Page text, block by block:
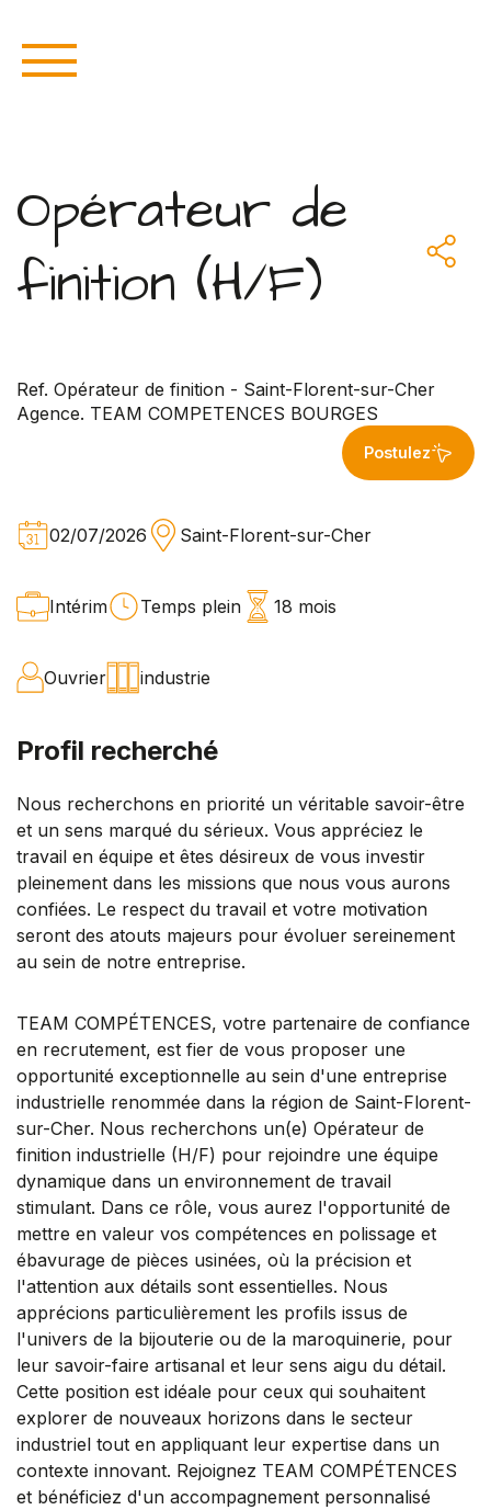
Opérateur de
finition (H/F)
Ref. Opérateur de finition - Saint-Florent-sur-Cher
Agence. TEAM COMPETENCES BOURGES
Postulez
02/07/2026 Saint-Florent-sur-Cher
Intérim Temps plein 18 mois
Ouvrier industrie
Profil recherché
Nous recherchons en priorité un véritable savoir-être
et un sens marqué du sérieux. Vous appréciez le
travail en équipe et êtes désireux de vous investir
pleinement dans les missions que nous vous aurons
confiées. Le respect du travail et votre motivation
seront des atouts majeurs pour évoluer sereinement
au sein de notre entreprise.
TEAM COMPÉTENCES, votre partenaire de confiance
en recrutement, est fier de vous proposer une
opportunité exceptionnelle au sein d'une entreprise
industrielle renommée dans la région de Saint-Florent-
sur-Cher. Nous recherchons un(e) Opérateur de
finition industrielle (H/F) pour rejoindre une équipe
dynamique dans un environnement de travail
stimulant. Dans ce rôle, vous aurez l'opportunité de
mettre en valeur vos compétences en polissage et
ébavurage de pièces usinées, où la précision et
l'attention aux détails sont essentielles. Nous
apprécions particulièrement les profils issus de
l'univers de la bijouterie ou de la maroquinerie, pour
leur savoir-faire artisanal et leur sens aigu du détail.
Cette position est idéale pour ceux qui souhaitent
explorer de nouveaux horizons dans le secteur
industriel tout en appliquant leur expertise dans un
contexte innovant. Rejoignez TEAM COMPÉTENCES
et bénéficiez d'un accompagnement personnalisé